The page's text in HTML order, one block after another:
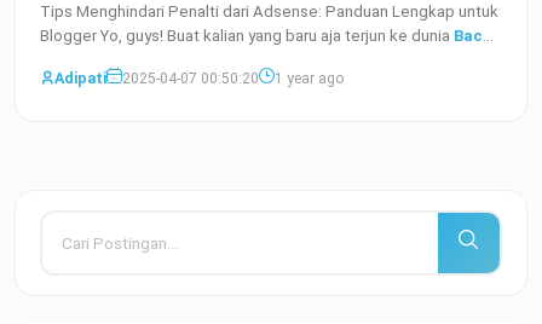
Tips Menghindari Penalti dari Adsense: Panduan Lengkap untuk
Blogger Yo, guys! Buat kalian yang baru aja terjun ke dunia Baca
Adipati
2025-04-07 00:50:20 1 year ago